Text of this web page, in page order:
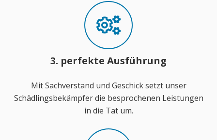
3. perfekte Ausführung
Mit Sachverstand und Geschick setzt unser
Schädlingsbekämpfer die besprochenen Leistungen
in die Tat um.